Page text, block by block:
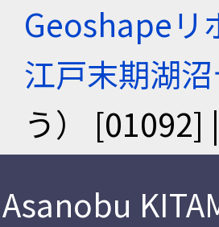
Geoshapeリ
江戸末期湖
う） [01092]
Asanobu